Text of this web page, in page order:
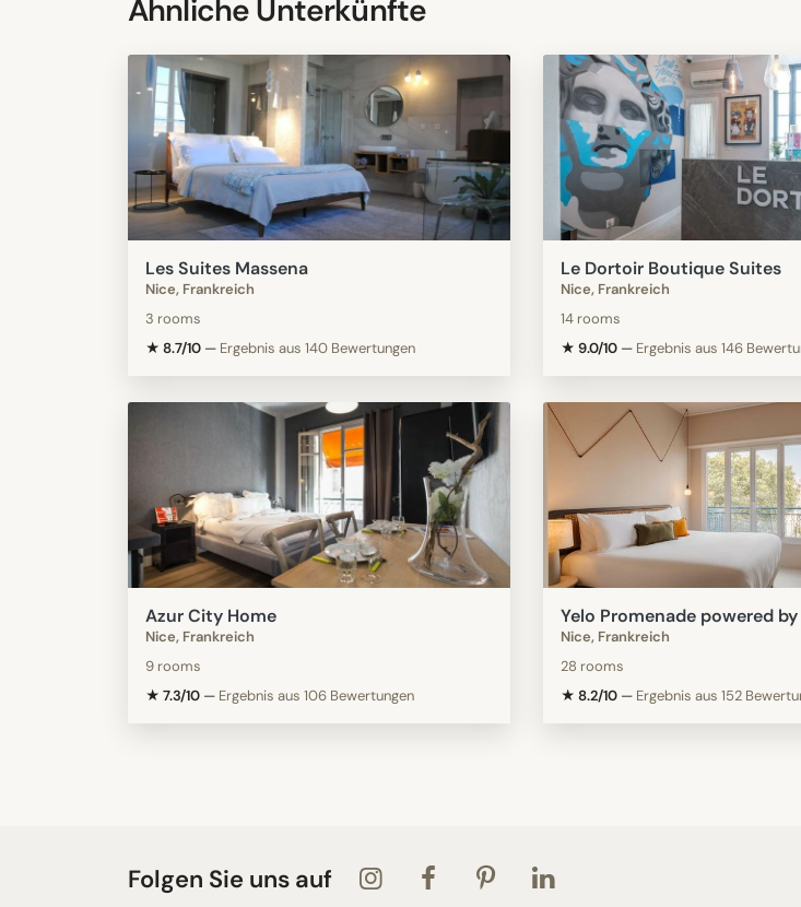
Ähnliche Unterkünfte
Les Suites Massena
Nice, Frankreich
3 rooms
★ 8.7/10 — Ergebnis aus 140 Bewertungen
Le Dortoir Boutique Suites
Nice, Frankreich
14 rooms
★ 9.0/10— Ergebnis aus 146
Azur City Home
Nice, Frankreich
9 rooms
★ 7.3/10 — Ergebnis aus 106 Bewertungen
Yelo Promenade powered
Nice, Frankreich
28 rooms
★ 8.2/10— Ergebnis aus 152
Folgen Sie uns auf